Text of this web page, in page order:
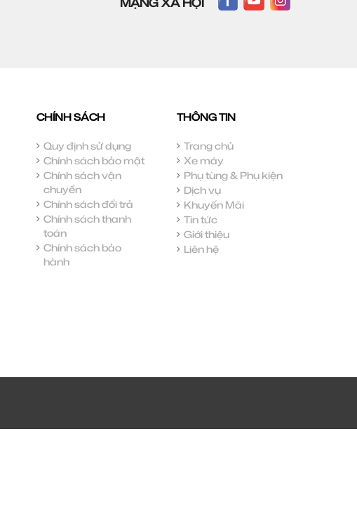
CHÍNH SÁCH
Quy định sử dụng
Chính sách bảo mật
Chính sách vận
chuyển
Chính sách đổi trả
Chính sách thanh
toán
Chính sách bảo
hành
THÔNG TIN
Trang chủ
Xe máy
Phụ tùng & Phụ kiện
Dịch vụ
Khuyến Mãi
Tin tức
Giới thiệu
Liên hệ